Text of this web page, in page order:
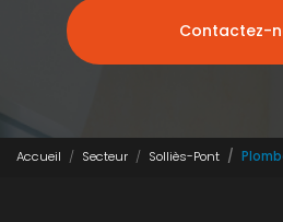
Contactez-
Accueil Secteur Solliès-Pont